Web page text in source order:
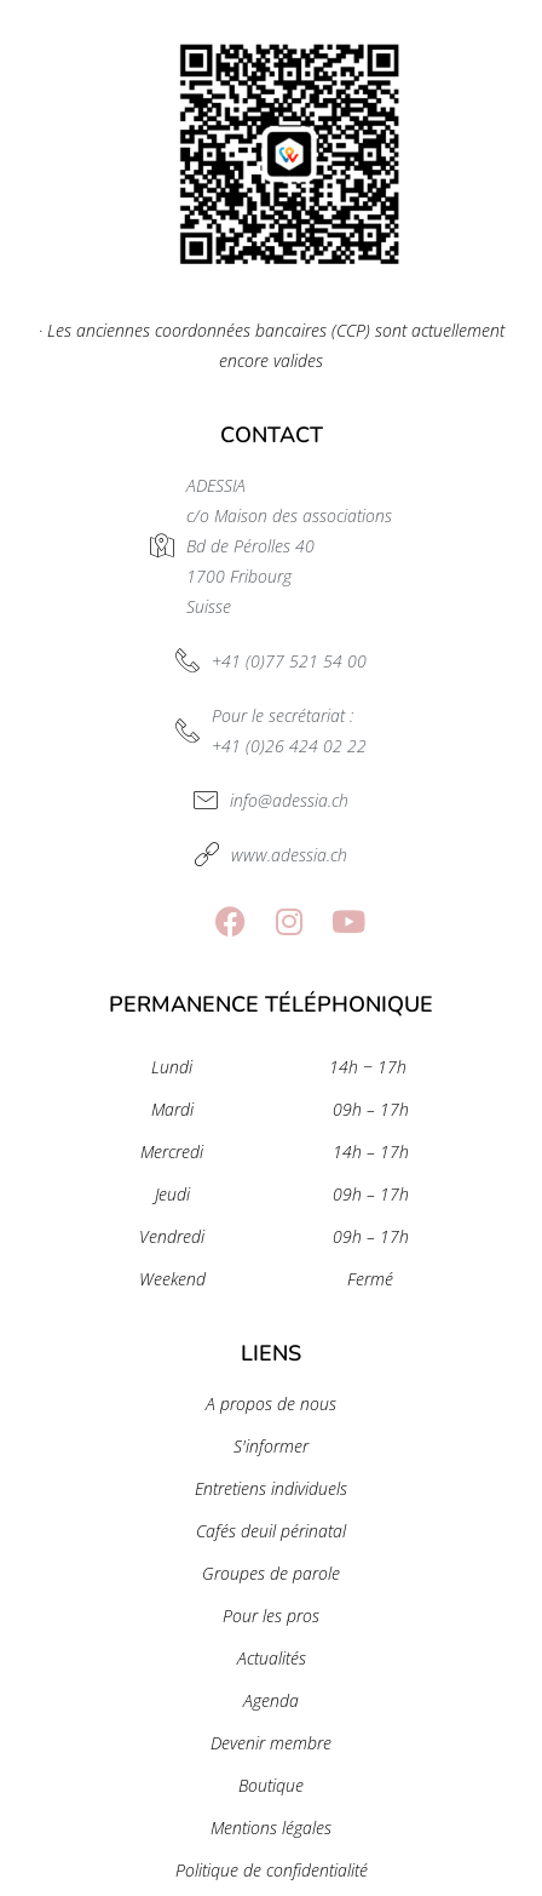
CONTACT
ADESSIA
c/o Maison des associations
Bd de Pérolles 40
1700 Fribourg
Suisse
+41 (0)77 521 54 00
Pour le secrétariat :
+41 (0)26 424 02 22
info@adessia.ch
www.adessia.ch
PERMANENCE TÉLÉPHONIQUE
Lundi
Mardi
Mercredi
Jeudi
Vendredi
Weekend
14h − 17h
09h – 17h
14h – 17h
09h – 17h
09h – 17h
Fermé
LIENS
A propos de nous
S'informer
Entretiens individuels
Cafés deuil périnatal
Groupes de parole
Pour les pros
Actualités
Agenda
Devenir membre
Boutique
Mentions légales
Politique de confidentialité
· Les anciennes coordonnées bancaires (CCP) sont actuellement
encore valides